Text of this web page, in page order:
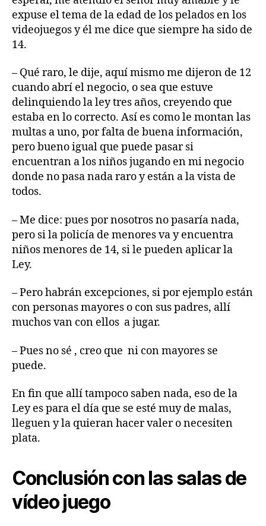
expuse el tema de la edad de los pelados en los
videojuegos y él me dice que siempre ha sido de
14.
– Qué raro, le dije, aquí mismo me dijeron de 12
cuando abrí el negocio, o sea que estuve
delinquiendo la ley tres años, creyendo que
estaba en lo correcto. Así es como le montan las
multas a uno, por falta de buena información,
pero bueno igual que puede pasar si
encuentran a los niños jugando en mi negocio
donde no pasa nada raro y están a la vista de
todos.
– Me dice: pues por nosotros no pasaría nada,
pero si la policía de menores va y encuentra
niños menores de 14, si le pueden aplicar la
Ley.
– Pero habrán excepciones, si por ejemplo están
con personas mayores o con sus padres, allí
muchos van con ellos a jugar.
– Pues no sé , creo que ni con mayores se
puede.
En fin que allí tampoco saben nada, eso de la
Ley es para el día que se esté muy de malas,
lleguen y la quieran hacer valer o necesiten
plata.
Conclusión con las salas de
vídeo juego